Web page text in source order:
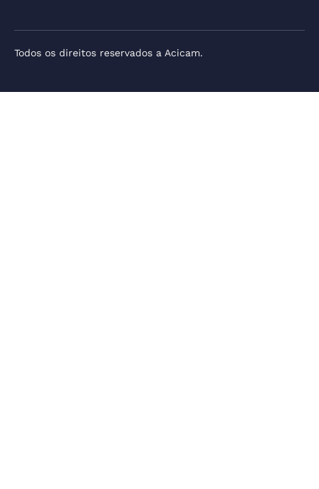
Todos os direitos reservados a Acicam.